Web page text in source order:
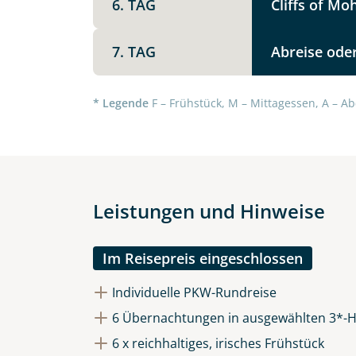
6. TAG Cliffs of
7. TAG Abreise
* Legende F – Frühstück, M – Mittagessen, A –
Leistungen und Hinweise
Im Reisepreis eingeschlossen
Individuelle PKW-Rundreise
6 Übernachtungen in ausgewählten 3*-
6 x reichhaltiges, irisches Frühstück
Datenschutz & Transparenz
Die Anfrage wird via SSL